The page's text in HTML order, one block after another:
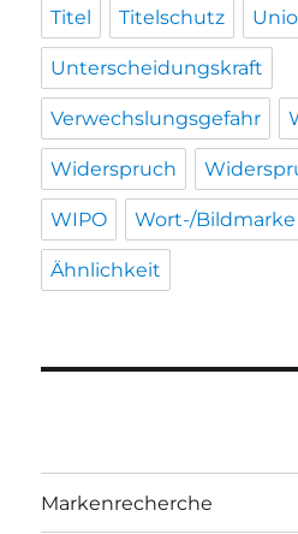
Titel Titelschutz
Unterscheidungskraft
Verwechslungsgefahr
Widerspruch
WIPO Wort-/Bildmarke
Ähnlichkeit
Markenrecherche